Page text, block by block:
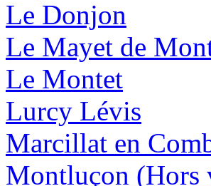
Le Donjon
Le Mayet de
Le Montet
Lurcy Lévis
Marcillat en
Montluçon